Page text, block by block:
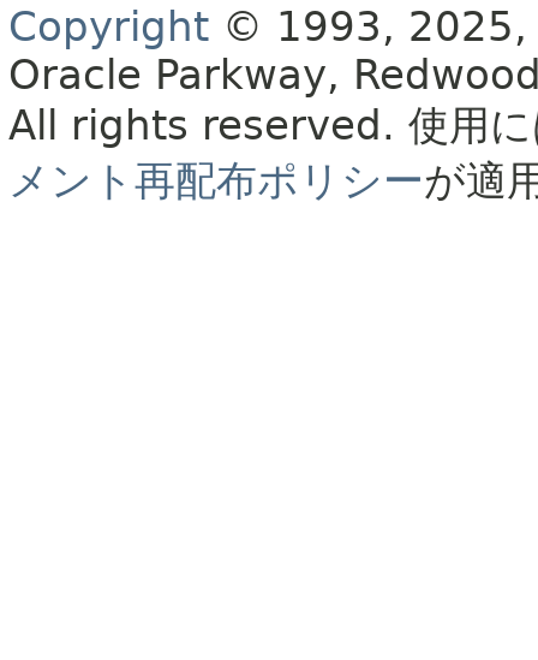
Copyright © 1993, 2025,
Oracle Parkway,
All rights reserved. 使用
メント再配布ポリシーが適